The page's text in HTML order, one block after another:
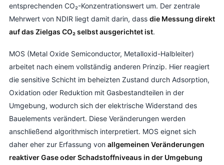
entsprechenden CO₂-Konzentrationswert um. Der zentrale
Mehrwert von NDIR liegt damit darin, dass die Messung direkt
auf das Zielgas CO₂ selbst ausgerichtet ist.
MOS (Metal Oxide Semiconductor, Metalloxid-Halbleiter)
arbeitet nach einem vollständig anderen Prinzip. Hier reagiert
die sensitive Schicht im beheizten Zustand durch Adsorption,
Oxidation oder Reduktion mit Gasbestandteilen in der
Umgebung, wodurch sich der elektrische Widerstand des
Bauelements verändert. Diese Veränderungen werden
anschließend algorithmisch interpretiert. MOS eignet sich
daher eher zur Erfassung von allgemeinen Veränderungen
reaktiver Gase oder Schadstoffniveaus in der Umgebung